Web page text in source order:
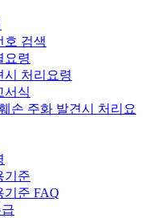
호 검색
요령
시 처리요령
서식
손 주화 발견시 처리요
기준
기준 FAQ